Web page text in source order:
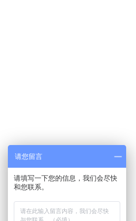
请您留言
请填写一下您的信息，我们会尽快
和您联系。